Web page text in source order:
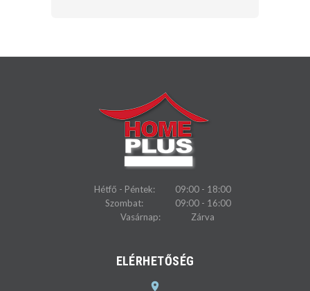
Hétfő - Péntek:
09:00 - 18:00
Szombat:
09:00 - 16:00
Vasárnap:
Zárva
ELÉRHETŐSÉG